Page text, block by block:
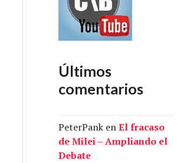
sálvese quien pueda –
Últimos
comentarios
PeterPank enEl fracaso
de Milei – Ampliando el
Debate